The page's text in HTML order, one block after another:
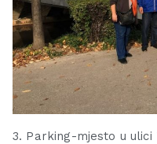
3. Parking-mjesto u ulici